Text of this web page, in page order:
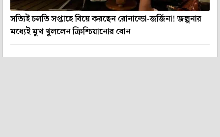
সত্যিই চলতি সপ্তাহে বিয়ে করছেন রোনাল্ডো-জর্জিনা! জল্পনার
মধ্যেই মুখ খুললেন ক্রিশ্চিয়ানোর বোন